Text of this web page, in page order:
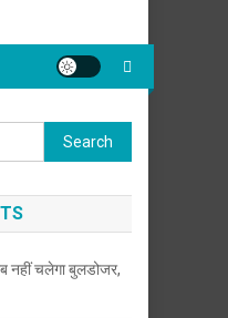
Search
for:
नहीं चलेगा बुलडोजर,